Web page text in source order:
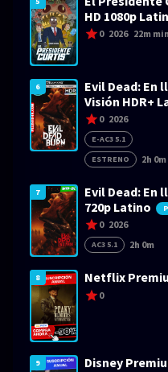
HD 1080p
0 2026 22m min
6
Evil Dead: En
Visión HDR+
0 2026
E-AC3 5.1
ESTRENO
2h 0m
7
Evil Dead: En
720p Latino
0 2026
AC3 5.1 2h 0m
8 Netflix
0
9 Disney